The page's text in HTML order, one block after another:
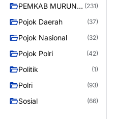
PEMKAB MURUNG (231)
Pojok Daerah (37)
Pojok Nasional (32)
Pojok Polri (42)
Politik (1)
Polri (93)
Sosial (66)